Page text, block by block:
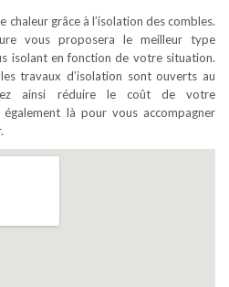
grâce à l’isolation des combles.
vous proposera le meilleur type
isolant en fonction de votre situation.
travaux d’isolation sont ouverts au
ainsi réduire le coût de votre
également là pour vous accompagner